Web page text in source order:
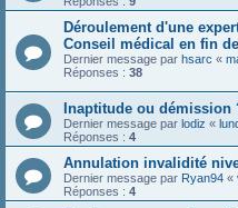
Déroulement d'une
Conseil médical en fin
Dernier message par hsarc «
Réponses : 38
Inaptitude ou démission
Dernier message par lodiz «
Réponses : 4
Annulation invalidité
Dernier message par Ryan94 «
Réponses : 4